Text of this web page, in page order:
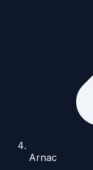
Arnac